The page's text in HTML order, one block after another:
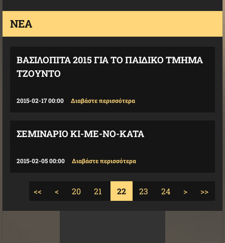
ΝΈΑ
ΒΑΣΙΛΟΠΙΤΑ 2015 ΓΙΑ ΤΟ ΠΑΙΔΙΚΟ ΤΜΗΜΑ
ΤΖΟΥΝΤΟ
2015-02-17 00:00 Διαβάστε περισσότερα
ΣΕΜΙΝΑΡΙΟ KI-ME-NO-KATA
2015-02-05 00:00 Διαβάστε περισσότερα
<< < 20 21 22 23 24 > >>